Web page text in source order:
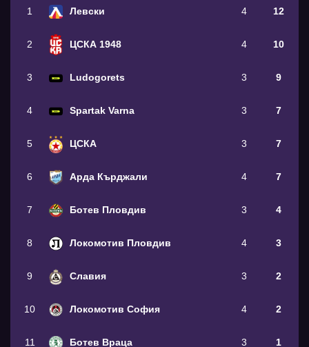
1 Левски 4 12
2 ЦСКА 1948 4 10
3 Ludogorets 3 9
4 Spartak Varna 3 7
5 ЦСКА 3 7
6 Арда Кърджали 4 7
7 Ботев Пловдив 3 4
8 Локомотив Пловдив 4 3
9 Славия 3 2
10 Локомотив София 4 2
11 Ботев Враца 3 1